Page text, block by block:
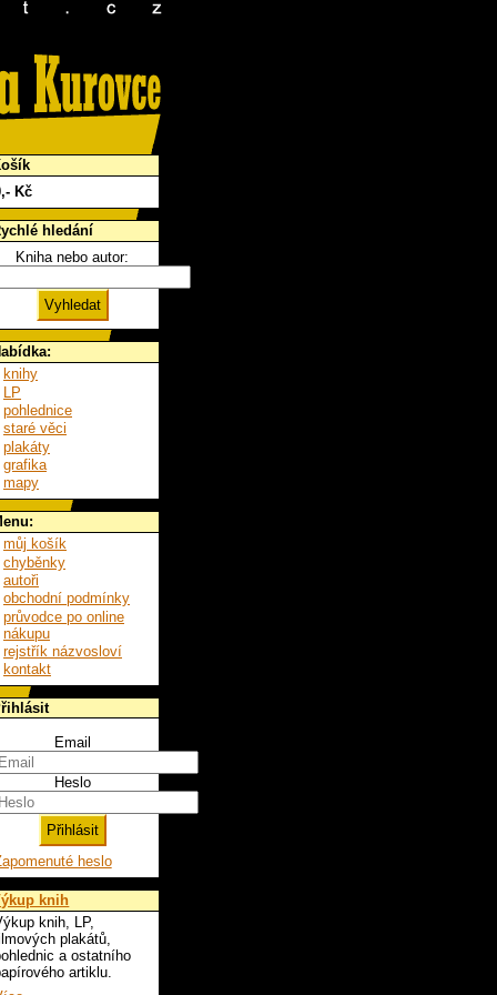
,- Kč
hledání
Kniha nebo autor:
knihy
LP
pohlednice
staré věci
plakáty
grafika
mapy
můj košík
chyběnky
autoři
obchodní podmínky
průvodce po online
nákupu
rejstřík názvosloví
kontakt
Email
Heslo
heslo
knih
knih, LP,
plakátů,
a ostatního
artiklu.